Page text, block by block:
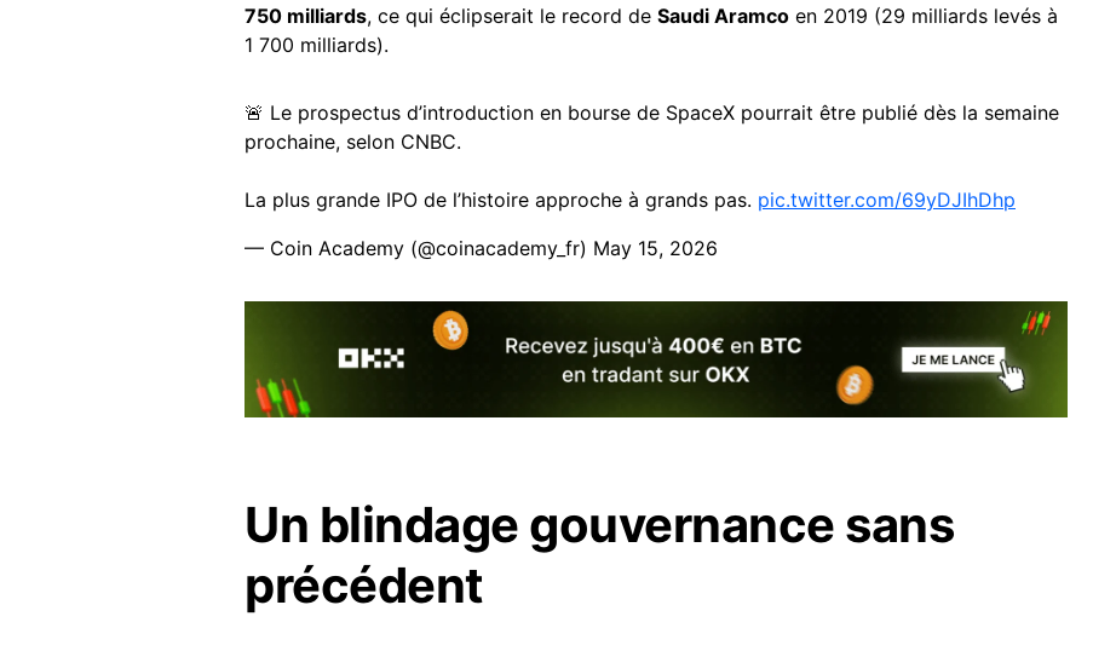
750 milliards, ce qui éclipserait le record de Saudi Aramco en 2019 (29 milliards levés à
1 700 milliards).
🚨 Le prospectus d’introduction en bourse de SpaceX pourrait être publié dès la semaine
prochaine, selon CNBC.
La plus grande IPO de l’histoire approche à grands pas. pic.twitter.com/69yDJIhDhp
— Coin Academy (@coinacademy_fr) May 15, 2026
Un blindage gouvernance sans
précédent